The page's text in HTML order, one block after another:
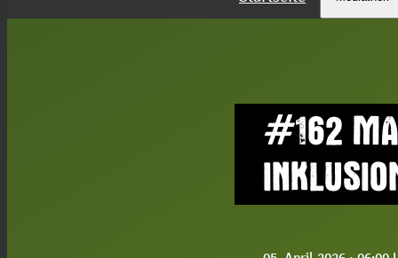
#162